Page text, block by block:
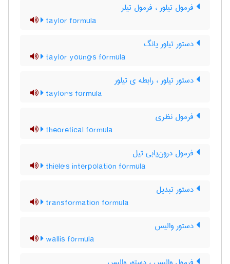
فرمول تیلور ، فرمول تیلر
taylor formula
دستور تیلور یانگ
taylor young's formula
دستور تیلور ، رابطه ی تیلور
taylor's formula
فرمول نظری
theoretical formula
فرمول درون‌یابی تیل
thiele's interpolation formula
دستور تبدیل
transformation formula
دستور والیس
wallis formula